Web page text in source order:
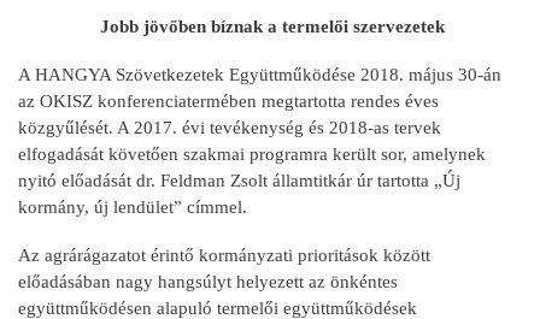
Jobb jövőben bíznak a termelői szervezetek
A HANGYA Szövetkezetek Együttműködése 2018. május 30-án
az OKISZ konferenciatermében megtartotta rendes éves
közgyűlését. A 2017. évi tevékenység és 2018-as tervek
elfogadását követően szakmai programra került sor, amelynek
nyitó előadását dr. Feldman Zsolt államtitkár úr tartotta „Új
kormány, új lendület” címmel.
Az agrárágazatot érintő kormányzati prioritások között
előadásában nagy hangsúlyt helyezett az önkéntes
együttműködésen alapuló termelői együttműködések